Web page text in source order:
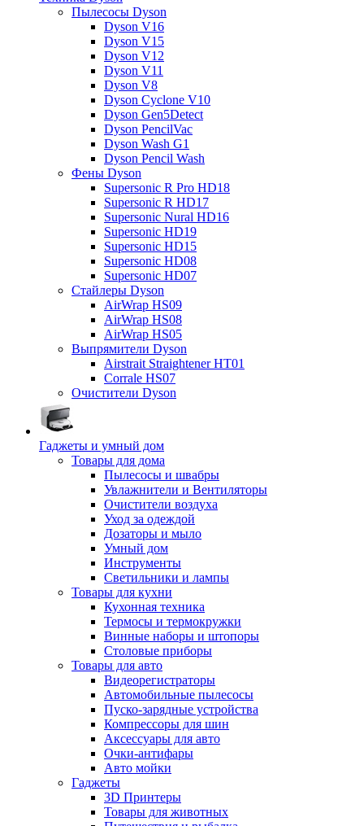
Пылесосы Dyson
Dyson V16
Dyson V15
Dyson V12
Dyson V11
Dyson V8
Dyson Cyclone V10
Dyson Gen5Detect
Dyson PencilVac
Dyson Wash G1
Dyson Pencil Wash
Фены Dyson
Supersonic R Pro HD18
Supersonic R HD17
Supersonic Nural HD16
Supersonic HD19
Supersonic HD15
Supersonic HD08
Supersonic HD07
Стайлеры Dyson
AirWrap HS09
AirWrap HS08
AirWrap HS05
Выпрямители Dyson
Airstrait Straightener HT01
Corrale HS07
Очистители Dyson
Гаджеты и умный дом
Товары для дома
Пылесосы и швабры
Увлажнители и Вентиляторы
Очистители воздуха
Уход за одеждой
Дозаторы и мыло
Умный дом
Инструменты
Светильники и лампы
Товары для кухни
Кухонная техника
Термосы и термокружки
Винные наборы и штопоры
Столовые приборы
Товары для авто
Видеорегистраторы
Автомобильные пылесосы
Пуско-зарядные устройства
Компрессоры для шин
Аксессуары для авто
Очки-антифары
Авто мойки
Гаджеты
3D Принтеры
Товары для животных